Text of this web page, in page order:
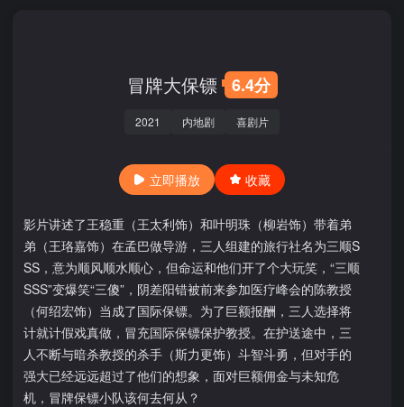
冒牌大保镖 6.4分
2021 内地剧 喜剧片
立即播放 收藏
影片讲述了王稳重（王太利饰）和叶明珠（柳岩饰）带着弟
弟（王珞嘉饰）在孟巴做导游，三人组建的旅行社名为三顺S
SS，意为顺风顺水顺心，但命运和他们开了个大玩笑，“三顺
SSS”变爆笑“三傻”，阴差阳错被前来参加医疗峰会的陈教授
（何绍宏饰）当成了国际保镖。为了巨额报酬，三人选择将
计就计假戏真做，冒充国际保镖保护教授。在护送途中，三
人不断与暗杀教授的杀手（斯力更饰）斗智斗勇，但对手的
强大已经远远超过了他们的想象，面对巨额佣金与未知危
机，冒牌保镖小队该何去何从？